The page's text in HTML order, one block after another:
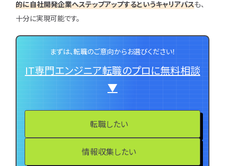
的に自社開発企業へステップアップするというキャリアパスも、
十分に実現可能です。
まずは、転職のご意向からお選びください！
IT専門エンジニア転職のプロに無料相談
▼
転職したい
情報収集したい